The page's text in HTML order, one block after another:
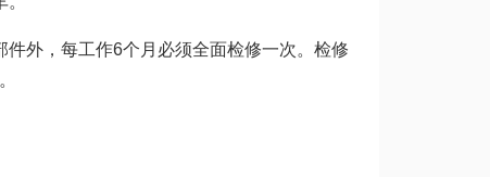
外，每工作6个月必须全面检修一次。检修